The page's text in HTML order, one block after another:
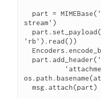
stream')
'rb').read())
  msg.attach(part)